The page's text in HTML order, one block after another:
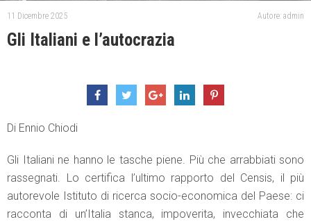
11 Dicembre 2025 Autore: admin
Gli Italiani e l’autocrazia
Di Ennio Chiodi
Gli Italiani ne hanno le tasche piene. Più che arrabbiati sono
rassegnati. Lo certifica l’ultimo rapporto del Censis, il più
autorevole Istituto di ricerca socio-economica del Paese: ci
racconta di un’Italia stanca, impoverita, invecchiata che